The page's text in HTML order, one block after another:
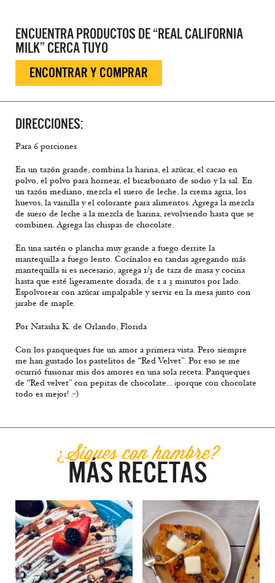
ENCUENTRA PRODUCTOS DE “REAL CALIFORNIA
MILK” CERCA TUYO
ENCONTRAR Y COMPRAR
DIRECCIONES:
Para 6 porciones
En un tazón grande, combina la harina, el azúcar, el cacao en
polvo, el polvo para hornear, el bicarbonato de sodio y la sal. En
un tazón mediano, mezcla el suero de leche, la crema agria, los
huevos, la vainilla y el colorante para alimentos. Agrega la mezcla
de suero de leche a la mezcla de harina, revolviendo hasta que se
combinen. Agrega las chispas de chocolate.
En una sartén o plancha muy grande a fuego derrite la
mantequilla a fuego lento. Cocínalos en tandas agregando más
mantequilla si es necesario, agrega 1/3 de taza de masa y cocina
hasta que esté ligeramente dorada, de 1 a 3 minutos por lado.
Espolvorear con azúcar impalpable y servir en la mesa junto con
jarabe de maple.
Por Natasha K. de Orlando, Florida
Con los panqueques fue un amor a primera vista. Pero siempre
me han gustado los pastelitos de “Red Velvet”. Por eso se me
ocurrió fusionar mis dos amores en una sola receta. Panqueques
de “Red velvet” con pepitas de chocolate... ¡porque con chocolate
todo es mejor! :-)
¿Sigues con hambre?
MÁS RECETAS